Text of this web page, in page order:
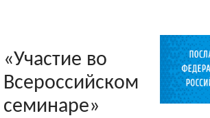
«Участие во
Всероссийском
семинаре»